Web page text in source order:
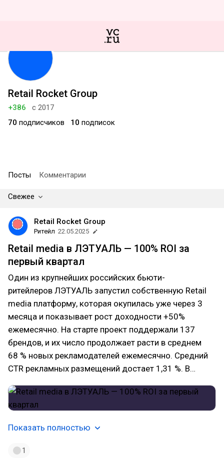
Retail Rocket Group
+386
с 2017
70 подписчиков 10 подписок
Посты Комментарии
Свежее
Retail Rocket Group
Ритейл 22.05.2025
Retail media в ЛЭТУАЛЬ — 100% ROI за
первый квартал
Один из крупнейших российских бьюти-
ритейлеров ЛЭТУАЛЬ запустил собственную Retail
media платформу, которая окупилась уже через 3
месяца и показывает рост доходности +50%
ежемесячно. На старте проект поддержали 137
брендов, и их число продолжает расти в среднем
68 % новых рекламодателей ежемесячно. Средний
CTR рекламных размещений достает 1,31 %. В…
Показать полностью
1